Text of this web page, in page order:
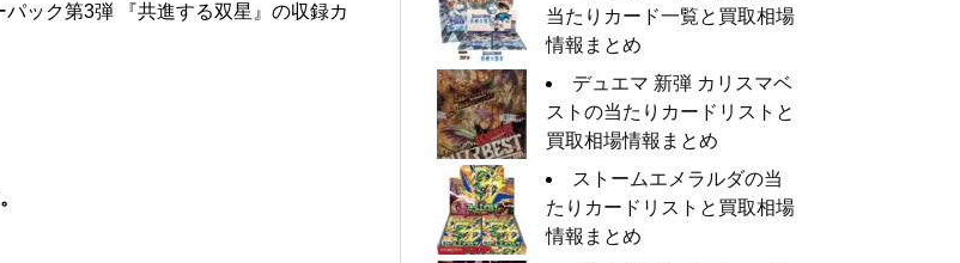
ック第3弾 『共進する双星』の収録カ
当たりカード一覧と買取相場
情報まとめ
デュエマ 新弾 カリスマベ
ストの当たりカードリストと
買取相場情報まとめ
ストームエメラルダの当
たりカードリストと買取相場
情報まとめ